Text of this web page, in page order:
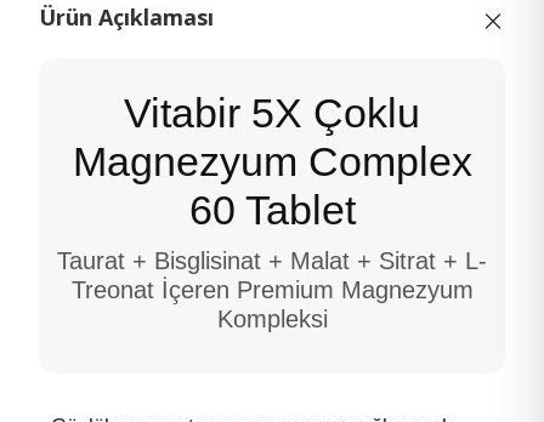
Ürün Açıklaması
Vitabir 5X Çoklu
Magnezyum Complex
60 Tablet
Taurat + Bisglisinat + Malat + Sitrat + L-
Treonat İçeren Premium Magnezyum
Kompleksi